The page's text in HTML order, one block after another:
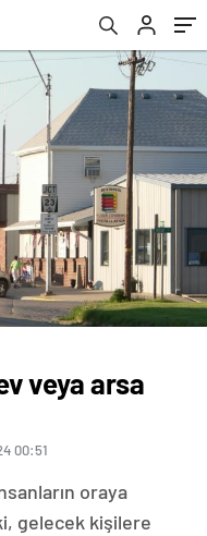
veya arsa
00:51
oraya
gelecek kişilere